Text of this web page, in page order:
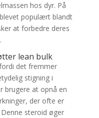
hos dyr. På
populært blandt
at forbedre deres
lean bulk
det fremmer
stigning i
brugere at opnå en
der ofte er
steroid øger